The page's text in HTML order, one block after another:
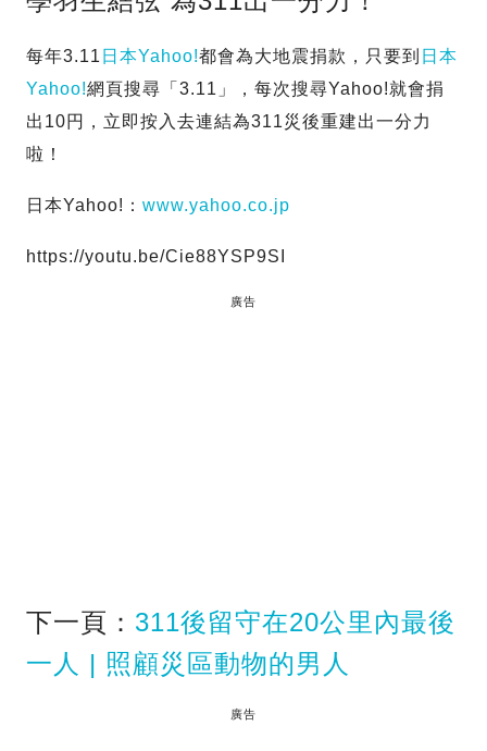
每年3.11 日本Yahoo!都會為大地震捐款，只要到 日本
Yahoo!網頁搜尋「3.11」，每次搜尋Yahoo!就會捐
出10円，立即按入去連結為311災後重建出一分力
啦！
日本Yahoo!： www.yahoo.co.jp
https://youtu.be/Cie88YSP9SI
廣告
下一頁： 311後留守在20公里內最後
一人 | 照顧災區動物的男人
廣告